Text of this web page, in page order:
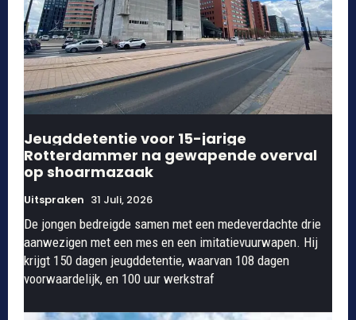
Jeugddetentie voor 15-jarige
Rotterdammer na gewapende overval
op shoarmazaak
Uitspraken 31 Juli, 2026
De jongen bedreigde samen met een medeverdachte drie
aanwezigen met een mes en een imitatievuurwapen. Hij
krijgt 150 dagen jeugddetentie, waarvan 108 dagen
voorwaardelijk, en 100 uur werkstraf